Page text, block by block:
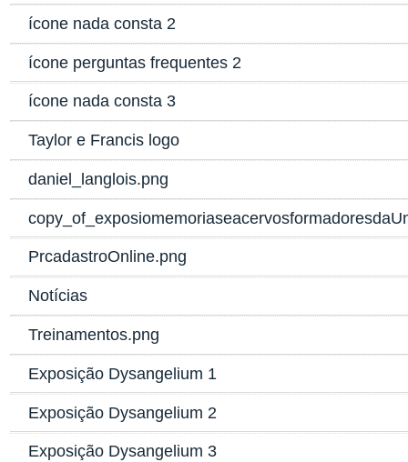
ícone nada consta 2
ícone perguntas frequentes 2
ícone nada consta 3
Taylor e Francis logo
daniel_langlois.png
PrcadastroOnline.png
Notícias
Treinamentos.png
Exposição Dysangelium 1
Exposição Dysangelium 2
Exposição Dysangelium 3